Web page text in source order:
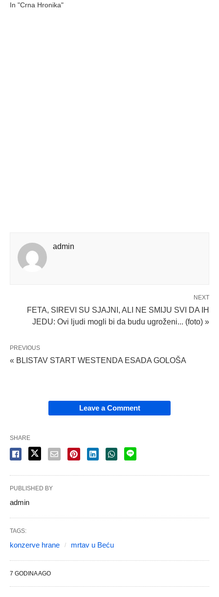
In "Crna Hronika"
admin
NEXT
FETA, SIREVI SU SJAJNI, ALI NE SMIJU SVI DA IH
JEDU: Ovi ljudi mogli bi da budu ugroženi... (foto) »
PREVIOUS
« BLISTAV START WESTENDA ESADA GOLOŠA
Leave a Comment
SHARE
PUBLISHED BY
admin
TAGS:
konzerve hrane mrtav u Beću
7 GODINA AGO